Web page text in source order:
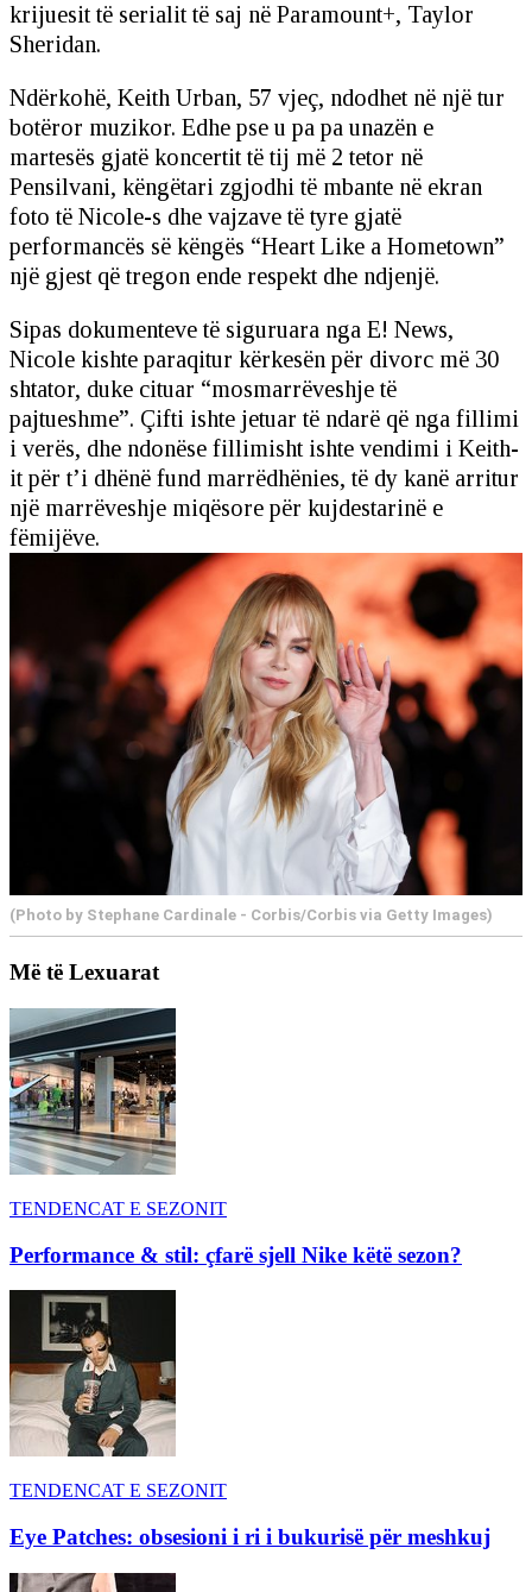
krijuesit të serialit të saj në Paramount+, Taylor
Sheridan.
Ndërkohë, Keith Urban, 57 vjeç, ndodhet në një tur
botëror muzikor. Edhe pse u pa pa unazën e
martesës gjatë koncertit të tij më 2 tetor në
Pensilvani, këngëtari zgjodhi të mbante në ekran
foto të Nicole-s dhe vajzave të tyre gjatë
performancës së këngës “Heart Like a Hometown”
një gjest që tregon ende respekt dhe ndjenjë.
Sipas dokumenteve të siguruara nga E! News,
Nicole kishte paraqitur kërkesën për divorc më 30
shtator, duke cituar “mosmarrëveshje të
pajtueshme”. Çifti ishte jetuar të ndarë që nga fillimi
i verës, dhe ndonëse fillimisht ishte vendimi i Keith-
it për t’i dhënë fund marrëdhënies, të dy kanë arritur
një marrëveshje miqësore për kujdestarinë e
fëmijëve.
(Photo by Stephane Cardinale - Corbis/Corbis via Getty Images)
Më të Lexuarat
TENDENCAT E SEZONIT
Performance & stil: çfarë sjell Nike këtë sezon?
TENDENCAT E SEZONIT
Eye Patches: obsesioni i ri i bukurisë për meshkuj